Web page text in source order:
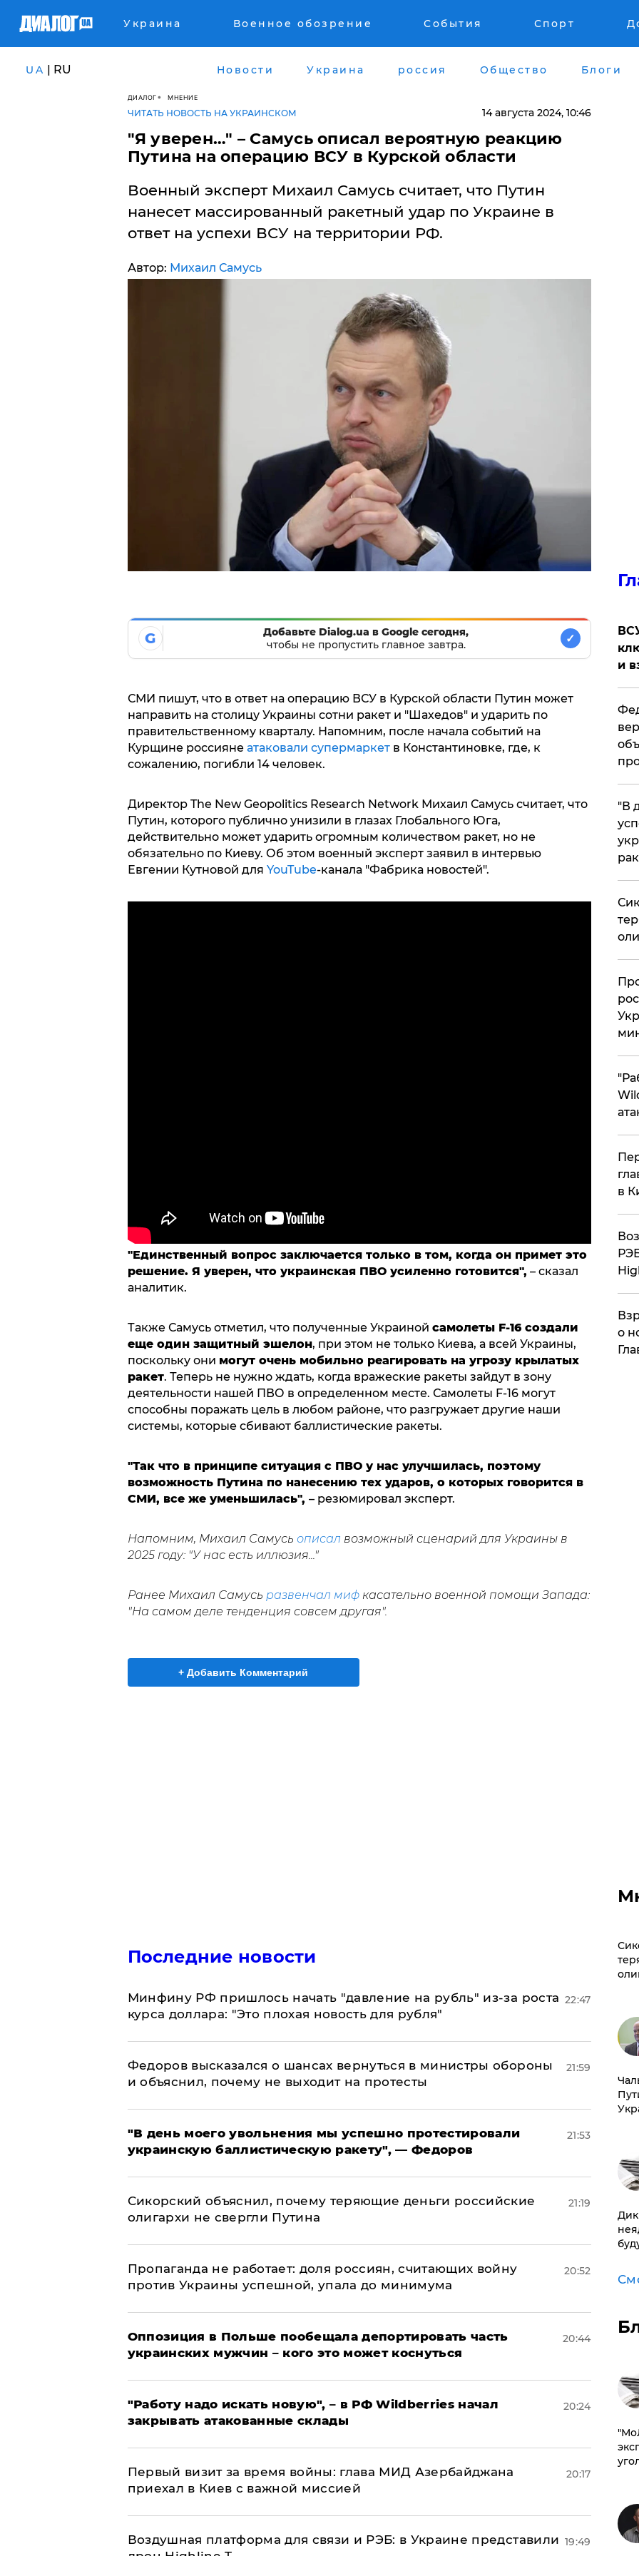
Украина Военное обозрение События Спорт
UA | RU Новости Украина россия Общество Блоги
ДИАЛОГ МНЕНИЕ
ЧИТАТЬ НОВОСТЬ НА УКРАИНСКОМ 14 августа 2024, 10:46
"Я уверен…" – Самусь описал вероятную реакцию
Путина на операцию ВСУ в Курской области
Военный эксперт Михаил Самусь считает, что Путин
нанесет массированный ракетный удар по Украине в
ответ на успехи ВСУ на территории РФ.
Автор: Михаил Самусь
G
Добавьте Dialog.ua в Google сегодня,
чтобы не пропустить главное завтра.
✓
СМИ пишут, что в ответ на операцию ВСУ в Курской области Путин может
направить на столицу Украины сотни ракет и "Шахедов" и ударить по
правительственному кварталу. Напомним, после начала событий на
Курщине россияне атаковали супермаркетв Константиновке, где, к
сожалению, погибли 14 человек.
Директор The New Geopolitics Research Network Михаил Самусь считает, что
Путин, которого публично унизили в глазах Глобального Юга,
действительно может ударить огромным количеством ракет, но не
обязательно по Киеву. Об этом военный эксперт заявил в интервью
Евгении Кутновой для YouTube-канала "Фабрика новостей".
"Единственный вопрос заключается только в том, когда он примет это
решение. Я уверен, что украинская ПВО усиленно готовится", – сказал
аналитик.
Также Самусь отметил, что полученные Украиной самолеты F-16 создали
еще один защитный эшелон, при этом не только Киева, а всей Украины,
поскольку они могут очень мобильно реагировать на угрозу крылатых
ракет. Теперь не нужно ждать, когда вражеские ракеты зайдут в зону
деятельности нашей ПВО в определенном месте. Самолеты F-16 могут
способны поражать цель в любом районе, что разгружает другие наши
системы, которые сбивают баллистические ракеты.
"Так что в принципе ситуация с ПВО у нас улучшилась, поэтому
возможность Путина по нанесению тех ударов, о которых говорится в
СМИ, все же уменьшилась", – резюмировал эксперт.
Напомним, Михаил Самусь описал возможный сценарий для Украины в
2025 году: "У нас есть иллюзия..."
Ранее Михаил Самусь развенчал мифкасательно военной помощи Запада:
"На самом деле тенденция совсем другая".
+ Добавить Комментарий
Последние новости
Минфину РФ пришлось начать "давление на рубль" из-за роста
курса доллара: "Это плохая новость для рубля"
22:47
Федоров высказался о шансах вернуться в министры обороны
и объяснил, почему не выходит на протесты
21:59
​"В день моего увольнения мы успешно протестировали
украинскую баллистическую ракету", — Федоров
21:53
Сикорский объяснил, почему теряющие деньги российские
олигархи не свергли Путина
21:19
​Пропаганда не работает: доля россиян, считающих войну
против Украины успешной, упала до минимума
20:52
Оппозиция в Польше пообещала депортировать часть
украинских мужчин – кого это может коснуться
20:44
"Работу надо искать новую", – в РФ Wildberries начал
закрывать атакованные склады
20:24
Первый визит за время войны: глава МИД Азербайджана
приехал в Киев с важной миссией
20:17
Воздушная платформа для связи и РЭБ: в Украине представили 19:49
и
​"В
в
о